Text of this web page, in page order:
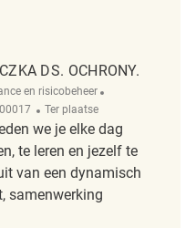
ds. Ochrony. REQ138335
DS. OCHRONY.
en risicobeheer
Afgelegen
Ter plaatse
we je elke dag
te leren en jezelf te
van een dynamisch
samenwerking